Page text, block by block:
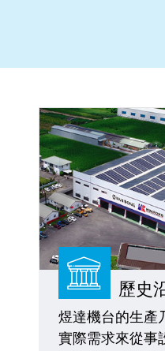
機構耐用度、尺寸、重
歷史
煜達機台的生產
實際需求來從事